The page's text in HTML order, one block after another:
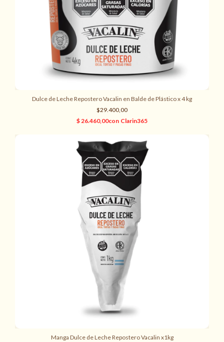
Dulce de Leche Repostero Vacalin en Balde de Plástico x 4 kg
$29.400,00
Manga Dulce de Leche Repostero Vacalin x1kg